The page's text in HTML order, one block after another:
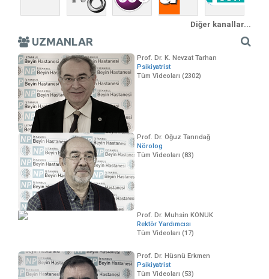
Diğer kanallar...
UZMANLAR
Prof. Dr. K. Nevzat Tarhan
Psikiyatrist
Tüm Videoları (2302)
Prof. Dr. Oğuz Tanrıdağ
Nörolog
Tüm Videoları (83)
Prof. Dr. Muhsin KONUK
Rektör Yardımcısı
Tüm Videoları (17)
Prof. Dr. Hüsnü Erkmen
Psikiyatrist
Tüm Videoları (53)